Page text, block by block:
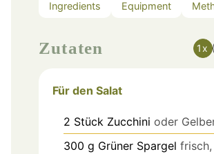
Ingredients Equipment
Zutaten 1x
Für den Salat
2 Stück Zucchini oder
300 g Grüner Spargel